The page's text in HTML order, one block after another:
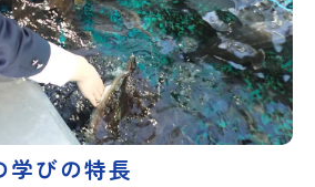
代金】無料※旅行代金に含まれる費用
無料となります：・宿泊費（2泊分）・
ィビティ・体験費用・一部の食事代*以
負担となります・集合場所までの往復
由時間の個人飲食費などの個人的費用
（お申し込み多数の場合は抽選の上決
申し込み多数の場合は、締め切り後1週
から 6月22日(月) 12：00まで疑問も
学びの特長